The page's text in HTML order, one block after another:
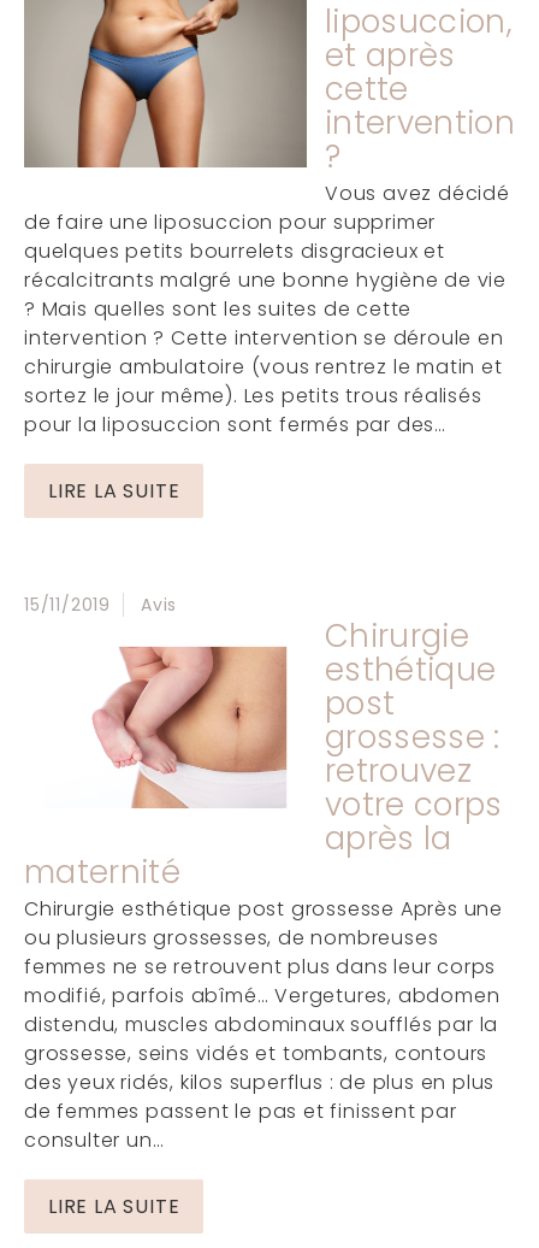
liposuccion,
et après
cette
intervention
?
Vous avez décidé
de faire une liposuccion pour supprimer
quelques petits bourrelets disgracieux et
récalcitrants malgré une bonne hygiène de vie
? Mais quelles sont les suites de cette
intervention ? Cette intervention se déroule en
chirurgie ambulatoire (vous rentrez le matin et
sortez le jour même). Les petits trous réalisés
pour la liposuccion sont fermés par des…
LIRE LA SUITE
15/11/2019 Avis
Chirurgie
esthétique
post
grossesse :
retrouvez
votre corps
après la
maternité
Chirurgie esthétique post grossesse Après une
ou plusieurs grossesses, de nombreuses
femmes ne se retrouvent plus dans leur corps
modifié, parfois abîmé… Vergetures, abdomen
distendu, muscles abdominaux soufflés par la
grossesse, seins vidés et tombants, contours
des yeux ridés, kilos superflus : de plus en plus
de femmes passent le pas et finissent par
consulter un…
LIRE LA SUITE